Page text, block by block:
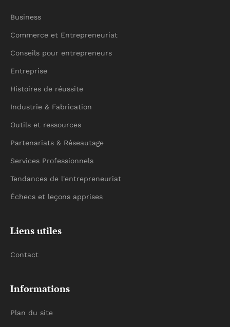
Business
Commerce et Entrepreneuriat
Conseils pour entrepreneurs
Entreprise
Histoires de réussite
Industrie & Fabrication
Outils et ressources
Partenariats & Réseautage
Services Professionnels
Tendances de l'entrepreneuriat
Échecs et leçons apprises
Liens utiles
Contact
Informations
Plan du site